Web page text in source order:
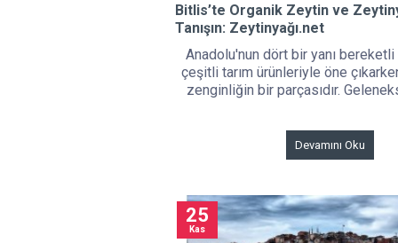
Bitlis’te Organik Zeytin ve
Tanışın: Zeytinyağı.net
Anadolu'nun dört bir yanı bereketli
çeşitli tarım ürünleriyle öne
zenginliğin bir parçasıdır.
Devamını Oku
25
Kas